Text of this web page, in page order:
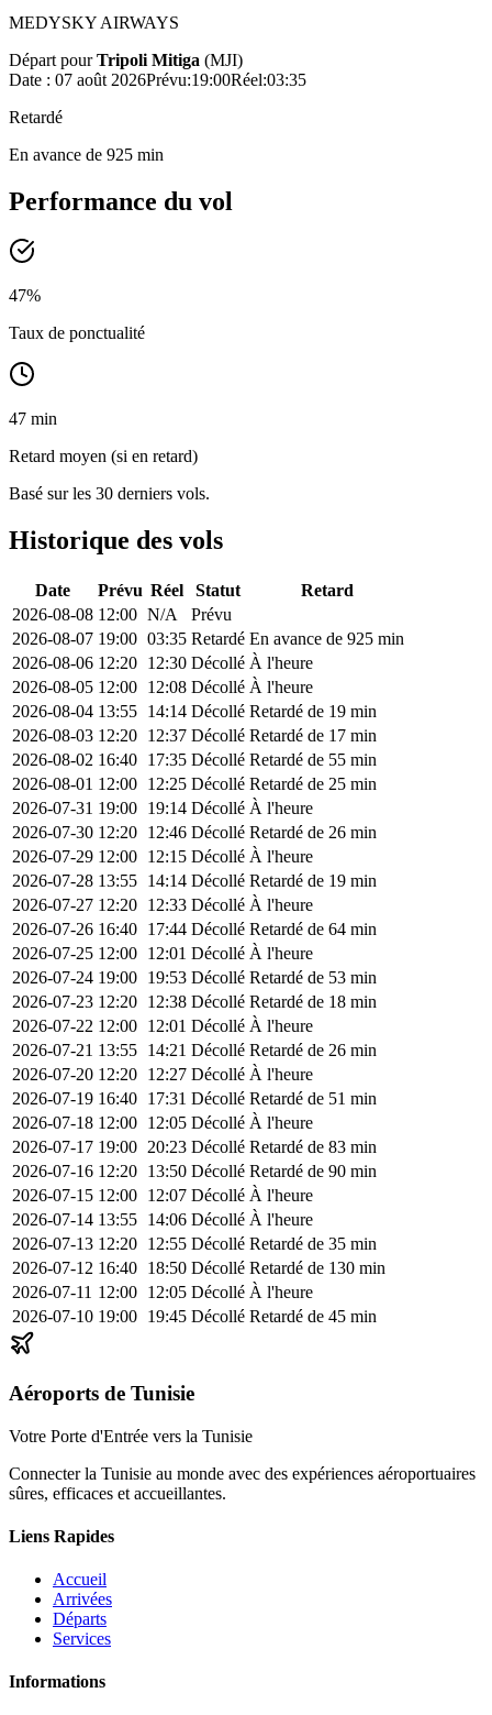
MEDYSKY AIRWAYS
Départ pour Tripoli Mitiga (MJI)
Date : 07 août 2026Prévu:19:00Réel:03:35
Retardé
En avance de 925 min
Performance du vol
47%
Taux de ponctualité
47 min
Retard moyen (si en retard)
Basé sur les 30 derniers vols.
Historique des vols
Date Prévu Réel Statut
Retard
2026-08-08 12:00 N/A
Prévu
2026-08-07 19:00 03:35 Retardé En avance de 925 min
2026-08-06 12:20 12:30 Décollé À l'heure
2026-08-05 12:00 12:08 Décollé À l'heure
2026-08-04 13:55 14:14 Décollé Retardé de 19 min
2026-08-03 12:20 12:37 Décollé Retardé de 17 min
2026-08-02 16:40 17:35 Décollé Retardé de 55 min
2026-08-01 12:00 12:25 Décollé Retardé de 25 min
2026-07-31 19:00 19:14 Décollé À l'heure
2026-07-30 12:20 12:46 Décollé Retardé de 26 min
2026-07-29 12:00 12:15 Décollé À l'heure
2026-07-28 13:55 14:14 Décollé Retardé de 19 min
2026-07-27 12:20 12:33 Décollé À l'heure
2026-07-26 16:40 17:44 Décollé Retardé de 64 min
2026-07-25 12:00 12:01 Décollé À l'heure
2026-07-24 19:00 19:53 Décollé Retardé de 53 min
2026-07-23 12:20 12:38 Décollé Retardé de 18 min
2026-07-22 12:00 12:01 Décollé À l'heure
2026-07-21 13:55 14:21 Décollé Retardé de 26 min
2026-07-20 12:20 12:27 Décollé À l'heure
2026-07-19 16:40 17:31 Décollé Retardé de 51 min
2026-07-18 12:00 12:05 Décollé À l'heure
2026-07-17 19:00 20:23 Décollé Retardé de 83 min
2026-07-16 12:20 13:50 Décollé Retardé de 90 min
2026-07-15 12:00 12:07 Décollé À l'heure
2026-07-14 13:55 14:06 Décollé À l'heure
2026-07-13 12:20 12:55 Décollé Retardé de 35 min
2026-07-12 16:40 18:50 Décollé Retardé de 130 min
2026-07-11 12:00 12:05 Décollé À l'heure
2026-07-10 19:00 19:45 Décollé Retardé de 45 min
Aéroports de Tunisie
Votre Porte d'Entrée vers la Tunisie
Connecter la Tunisie au monde avec des expériences aéroportuaires
sûres, efficaces et accueillantes.
Liens Rapides
Accueil
Arrivées
Départs
Services
Informations